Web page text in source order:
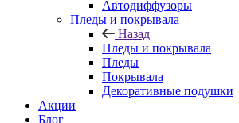
Автодиффузоры
Пледы и покрывала
Назад
Пледы и покрывала
Пледы
Покрывала
Декоративные подушки
Акции
Блог